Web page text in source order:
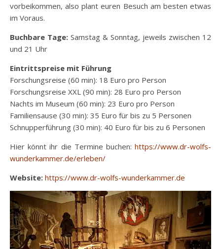
vorbeikommen, also plant euren Besuch am besten etwas
im Voraus.
Buchbare Tage: Samstag & Sonntag, jeweils zwischen 12
und 21 Uhr
Eintrittspreise mit Führung
Forschungsreise (60 min): 18 Euro pro Person
Forschungsreise XXL (90 min): 28 Euro pro Person
Nachts im Museum (60 min): 23 Euro pro Person
Familiensause (30 min): 35 Euro für bis zu 5 Personen
Schnupperführung (30 min): 40 Euro für bis zu 6 Personen
Hier könnt ihr die Termine buchen: https://www.dr-wolfs-
wunderkammer.de/erleben/
Website: https://www.dr-wolfs-wunderkammer.de